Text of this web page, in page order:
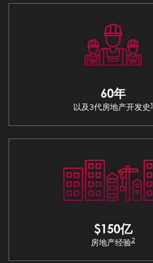
60年
以及3代房地产开发史1
$150亿
房地产经验2